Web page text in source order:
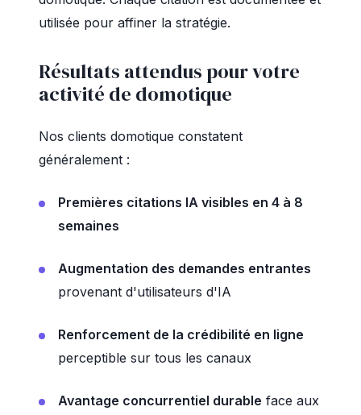
utilisée pour affiner la stratégie.
Résultats attendus pour votre
activité de domotique
Nos clients domotique constatent
généralement :
Premières citations IA visibles en 4 à 8
semaines
Augmentation des demandes entrantes
provenant d'utilisateurs d'IA
Renforcement de la crédibilité en ligne
perceptible sur tous les canaux
Avantage concurrentiel durable face aux